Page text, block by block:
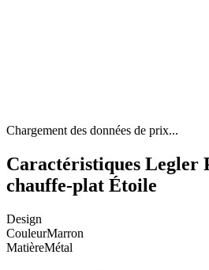
Chargement des données de prix...
Caractéristiques Legler
chauffe-plat Étoile
Design
CouleurMarron
MatièreMétal